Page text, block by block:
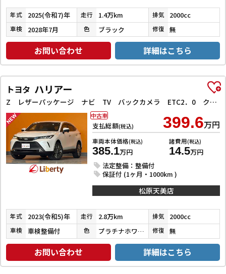
年式 2025(令和7)年 走行 1.4万km 排気 2000cc
車検 2028年7月 色 ブラック 修復 無
お問い合わせ 詳細はこちら
トヨタ ハリアー
Z レザーパッケージ ナビ TV バックカメラ ETC2．0 クリアランスソナー オートクルーズコントロール レーンアシスト パワーシート 衝突被害軽減システム オートマチックハイビーム LEDヘッドランプ 電動リアゲート
支払総額(税込) 399.6万円
車両本体価格(税込)
385.1万円
諸費用(税込)
14.5万円
法定整備：整備付
保証付 (1ヶ月・1000km )
中古車
松原天美店
年式 2023(令和5)年 走行 2.8万km 排気 2000cc
車検 車検整備付 色 プラチナホワイトパールマイカ 修復 無
お問い合わせ 詳細はこちら